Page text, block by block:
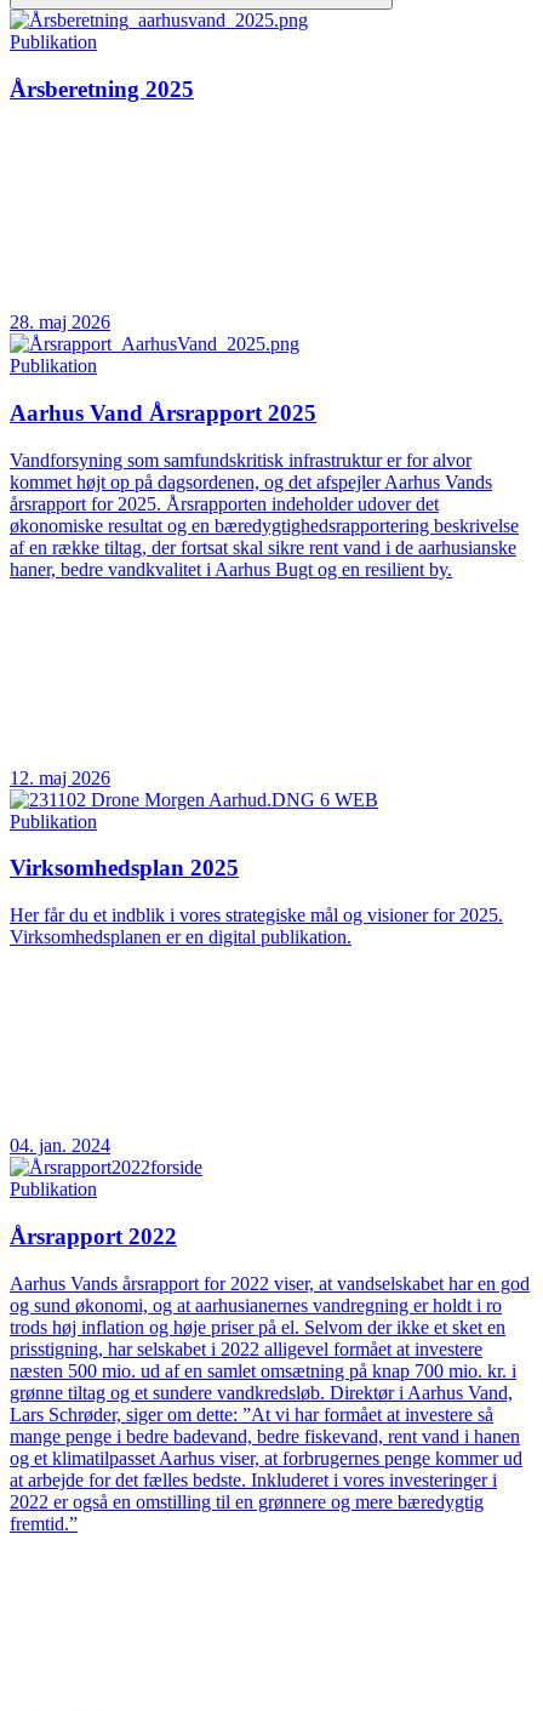
Publikation
Årsberetning 2025
28. maj 2026
Publikation
Aarhus Vand Årsrapport 2025
Vandforsyning som samfundskritisk infrastruktur er for alvor
kommet højt op på dagsordenen, og det afspejler Aarhus Vands
årsrapport for 2025. Årsrapporten indeholder udover det
økonomiske resultat og en bæredygtighedsrapportering beskrivelse
af en række tiltag, der fortsat skal sikre rent vand i de aarhusianske
haner, bedre vandkvalitet i Aarhus Bugt og en resilient by.
12. maj 2026
Publikation
Virksomhedsplan 2025
Her får du et indblik i vores strategiske mål og visioner for 2025.
Virksomhedsplanen er en digital publikation.
04. jan. 2024
Publikation
Årsrapport 2022
Aarhus Vands årsrapport for 2022 viser, at vandselskabet har en god
og sund økonomi, og at aarhusianernes vandregning er holdt i ro
trods høj inflation og høje priser på el. Selvom der ikke et sket en
prisstigning, har selskabet i 2022 alligevel formået at investere
næsten 500 mio. ud af en samlet omsætning på knap 700 mio. kr. i
grønne tiltag og et sundere vandkredsløb. Direktør i Aarhus Vand,
Lars Schrøder, siger om dette: ”At vi har formået at investere så
mange penge i bedre badevand, bedre fiskevand, rent vand i hanen
og et klimatilpasset Aarhus viser, at forbrugernes penge kommer ud
at arbejde for det fælles bedste. Inkluderet i vores investeringer i
2022 er også en omstilling til en grønnere og mere bæredygtig
fremtid.”